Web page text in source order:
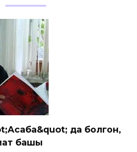
да болгон,
башы